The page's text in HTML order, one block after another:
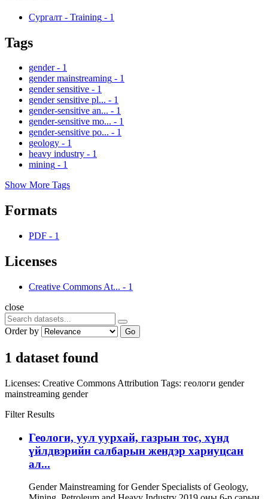
Сургалт - Training - 1
Tags
gender - 1
gender mainstreaming - 1
gender sensitive - 1
gender sensitive pl... - 1
gender-sensitive an... - 1
gender-sensitive mo... - 1
gender-sensitive po... - 1
geology - 1
heavy industry - 1
mining - 1
Show More Tags
Formats
PDF - 1
Licenses
Creative Commons At... - 1
close
Order by Go
1 dataset found
Licenses: Creative Commons Attribution Tags: геологи gender
mainstreaming gender
Filter Results
Геологи, уул уурхай, газрын тос, хүнд
үйлдвэрийн салбарын жендэр хариуцсан
ал...
Gender Mainstreaming for Gender Specialists of Geology,